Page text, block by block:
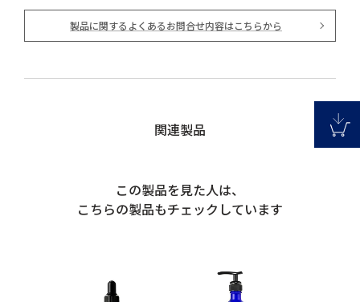
製品に関するよくあるお問合せ内容はこちらから
関連製品
この製品を見た人は、
こちらの製品もチェックしています